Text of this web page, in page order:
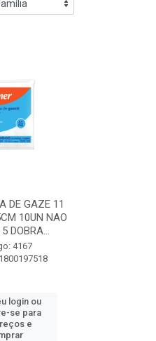
DE GAZE 11
10UN NAO
DOBRA...
4167
login ou
se para
e